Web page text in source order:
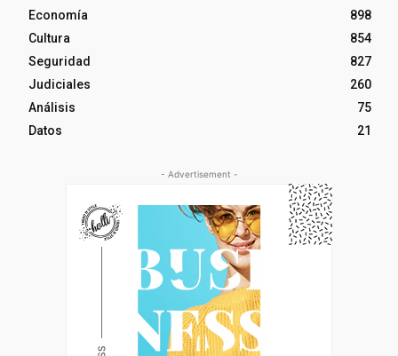
Economía
898
Cultura
854
Seguridad
827
Judiciales
260
Análisis
75
Datos
21
- Advertisement -